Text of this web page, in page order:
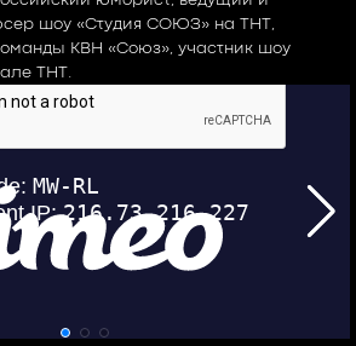
шоу «Студия СОЮЗ» на ТНТ,
КВН «Союз», участник шоу
ТНТ.